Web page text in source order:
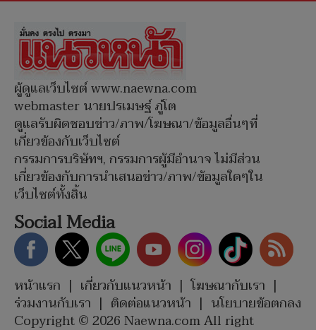
ผู้ดูแลเว็บไซต์ www.naewna.com
webmaster นายปรเมษฐ์ ภู่โต
ดูแลรับผิดชอบข่าว/ภาพ/โฆษณา/ข้อมูลอื่นๆที่
เกี่ยวข้องกับเว็บไซต์
กรรมการบริษัทฯ, กรรมการผู้มีอำนาจ ไม่มีส่วน
เกี่ยวข้องกับการนำเสนอข่าว/ภาพ/ข้อมูลใดๆใน
เว็บไซต์ทั้งสิ้น
Social Media
หน้าแรก | เกี่ยวกับแนวหน้า | โฆษณากับเรา |
ร่วมงานกับเรา | ติดต่อแนวหน้า | นโยบายข้อตกลง
Copyright © 2026 Naewna.com All right